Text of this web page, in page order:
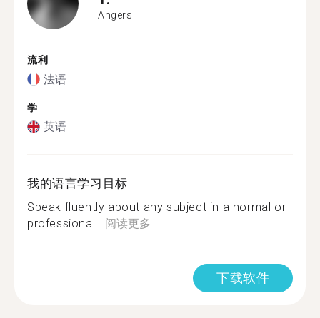
Angers
流利
法语
学
英语
我的语言学习目标
Speak fluently about any subject in a normal or
professional...阅读更多
下载软件